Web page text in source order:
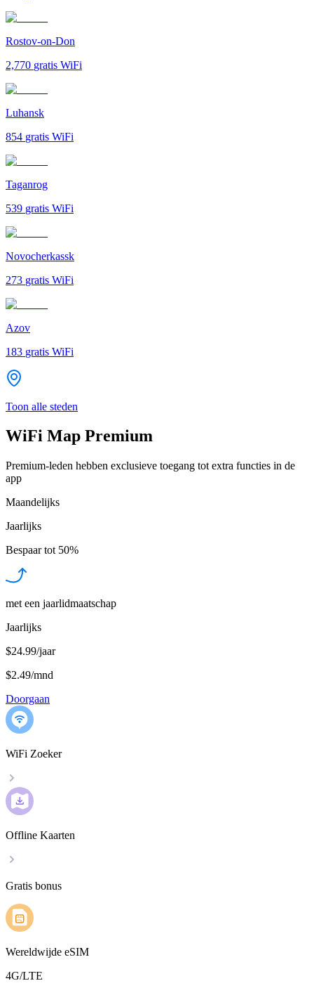
Rostov-on-Don
2,770 gratis WiFi
Luhansk
854 gratis WiFi
Taganrog
539 gratis WiFi
Novocherkassk
273 gratis WiFi
Azov
183 gratis WiFi
Toon alle steden
WiFi Map Premium
Premium-leden hebben exclusieve toegang tot extra functies in de
app
Maandelijks
Jaarlijks
Bespaar tot 50%
met een jaarlidmaatschap
Jaarlijks
$24.99/jaar
$2.49/mnd
Doorgaan
WiFi Zoeker
Offline Kaarten
Gratis bonus
Wereldwijde eSIM
4G/LTE